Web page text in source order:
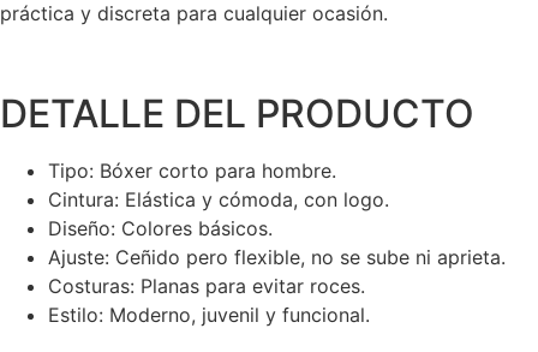
práctica y discreta para cualquier ocasión.
DETALLE DEL PRODUCTO
Tipo: Bóxer corto para hombre.
Cintura: Elástica y cómoda, con logo.
Diseño: Colores básicos.
Ajuste: Ceñido pero flexible, no se sube ni aprieta.
Costuras: Planas para evitar roces.
Estilo: Moderno, juvenil y funcional.